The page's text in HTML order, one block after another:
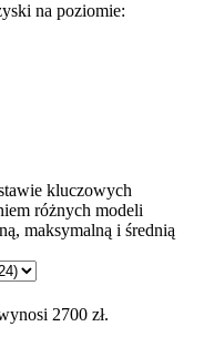
na poziomie:
kluczowych
różnych modeli
maksymalną i średnią
2700 zł.